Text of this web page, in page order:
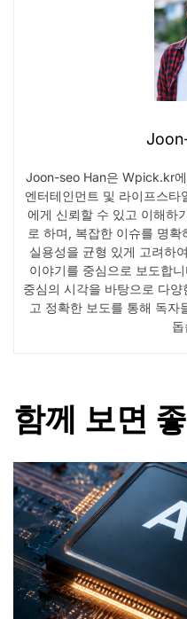
Joon-seo Han은 Wpick.kr
엔터테인먼트 및 라이프스
에게 신뢰할 수 있고 이해하
로 하며, 복잡한 이슈를 명
실용성을 균형 있게 고려하
이야기를 중심으로 보도합
중심의 시각을 바탕으로 다
고 정확한 보도를 통해 독자
함께 보면